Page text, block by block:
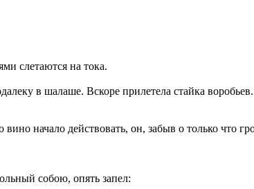
слетаются на тока.
в шалаше. Вскоре прилетела стайка
начало действовать, он, забыв о только что
собою, опять запел: